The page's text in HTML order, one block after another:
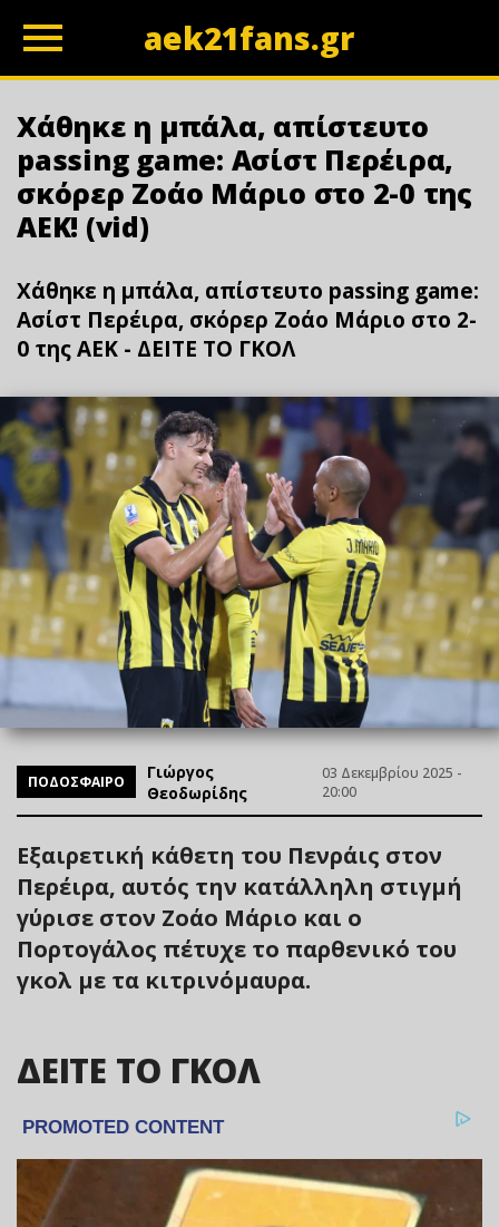
aek21fans.gr
Χάθηκε η μπάλα, απίστευτο
passing game: Ασίστ Περέιρα,
σκόρερ Ζοάο Μάριο στο 2-0 της
ΑΕΚ! (vid)
Χάθηκε η μπάλα, απίστευτο passing game:
Ασίστ Περέιρα, σκόρερ Ζοάο Μάριο στο 2-
0 της ΑΕΚ - ΔΕΙΤΕ ΤΟ ΓΚΟΛ
ΠΟΔΟΣΦΑΙΡΟ
Γιώργος
Θεοδωρίδης
03 Δεκεμβρίου 2025 -
20:00
Εξαιρετική κάθετη του Πενράις στον
Περέιρα, αυτός την κατάλληλη στιγμή
γύρισε στον Ζοάο Μάριο και ο
Πορτογάλος πέτυχε το παρθενικό του
γκολ με τα κιτρινόμαυρα.
ΔΕΙΤΕ ΤΟ ΓΚΟΛ